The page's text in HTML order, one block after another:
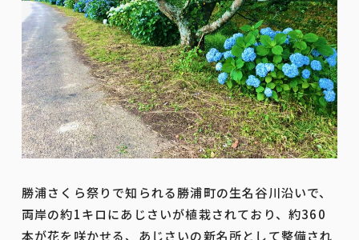
勝浦さくら祭りで知られる勝浦町の生名谷川沿いで、
両岸の約1キロにあじさいが植栽されており、約360
本が花を咲かせる、あじさいの新名所として整備され